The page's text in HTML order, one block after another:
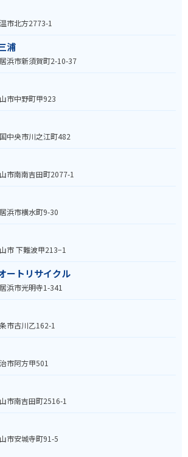
市北方2773-1
浦
浜市新須賀町2-10-37
市中野町甲923
中央市川之江町482
市南南吉田町2077-1
浜市横水町9-30
市 下難波甲213−1
ートリサイクル
浜市光明寺1-341
市古川乙162-1
市阿方甲501
市南吉田町2516-1
市安城寺町91-5